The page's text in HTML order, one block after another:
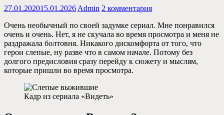
27.01.202015.01.2026 Admin 2 комментария
Очень необычный по своей задумке сериал. Мне понравился
очень и очень. Нет, я не скучала во время просмотра и меня не
раздражала болтовня. Никакого дискомфорта от того, что
герои слепые, ну разве что в самом начале. Потому без
долгого предисловия сразу перейду к сюжету и мыслям,
которые пришли во время просмотра.
Кадр из сериала «Видеть»